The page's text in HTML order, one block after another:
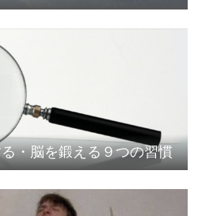
・脳を鍛える９つの習慣